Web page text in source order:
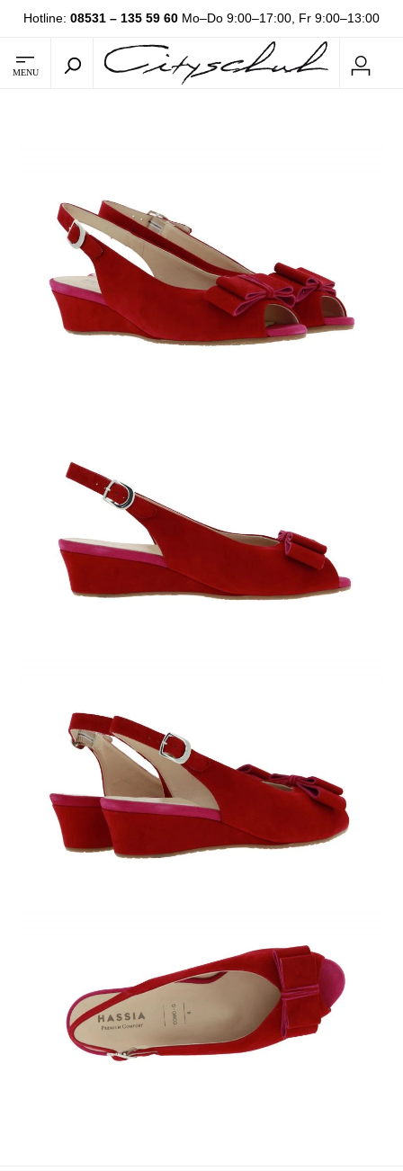
Hotline: 08531 – 135 59 60 Mo–Do 9:00–17:00, Fr 9:00–13:00
MENU